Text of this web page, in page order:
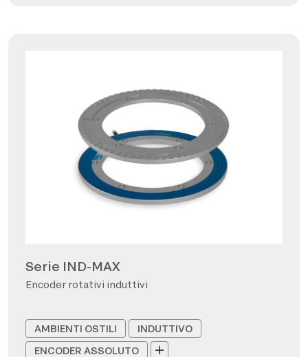
Serie IND-MAX
Encoder rotativi induttivi
AMBIENTI OSTILI
INDUTTIVO
ENCODER ASSOLUTO